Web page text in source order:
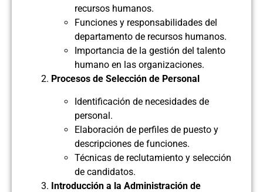
recursos humanos.
Funciones y responsabilidades del
departamento de recursos humanos.
Importancia de la gestión del talento
humano en las organizaciones.
Procesos de Selección de Personal
Identificación de necesidades de
personal.
Elaboración de perfiles de puesto y
descripciones de funciones.
Técnicas de reclutamiento y selección
de candidatos.
Introducción a la Administración de